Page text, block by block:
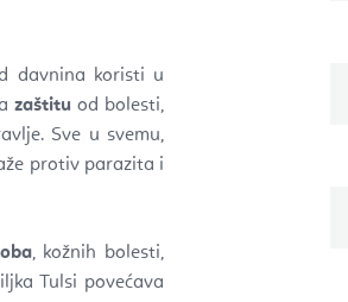
davnina koristi u
zaštitu od bolesti,
Sve u svemu,
protiv parazita i
, kožnih bolesti,
Tulsi povećava